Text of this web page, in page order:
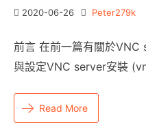
2020-06-26 Peter279k
前言 在前一篇有關於VNC
與設定VNC server安裝
Read More